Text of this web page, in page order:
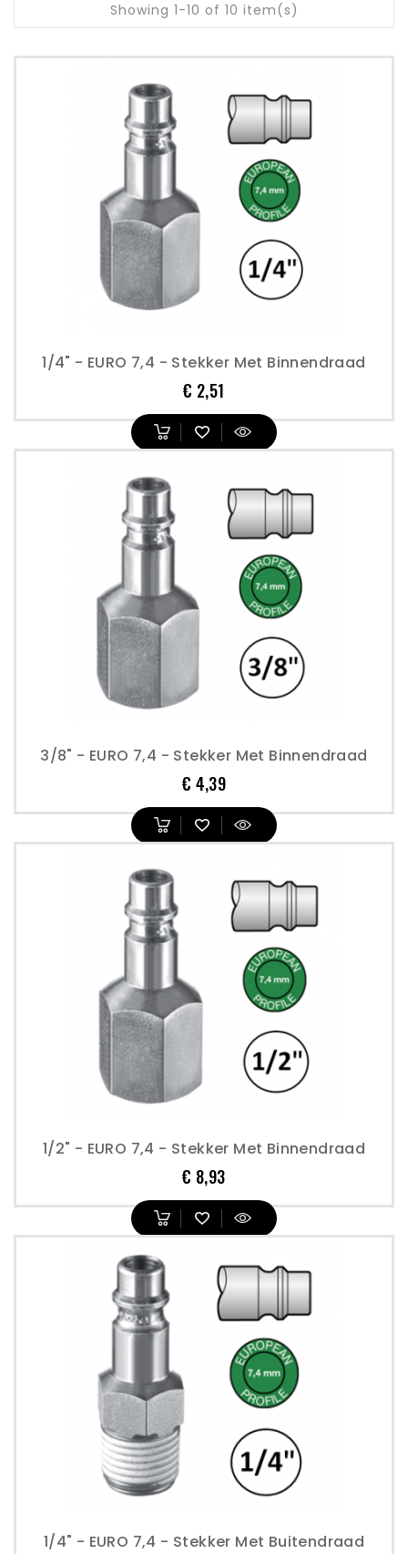
Showing 1-10 of 10 item(s)
1/4" - EURO 7,4 - Stekker Met Binnendraad
€ 2,51
3/8" - EURO 7,4 - Stekker Met Binnendraad
€ 4,39Prijs
1/2" - EURO 7,4 - Stekker Met Binnendraad
€ 8,93Prijs
1/4" - EURO 7,4 - Stekker Met Buitendraad